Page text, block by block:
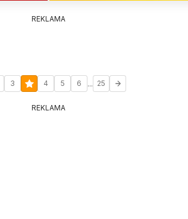
REKLAMA
3 4 5 6 ... 25
REKLAMA